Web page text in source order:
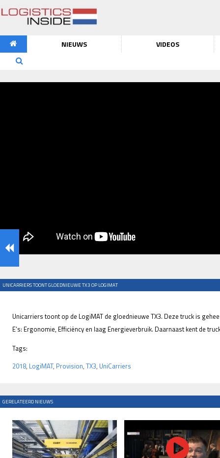
NIEUWS VIDEOS
UNICARRIERS TOONT GLOEDNIEUWE TX3 OP LOGIMAT
Unicarriers toont op de LogiMAT de gloednieuwe TX3. Deze truck is
E’s: Ergonomie, Efficiëncy en laag Energieverbruik. Daarnaast kent de
Tags:
2018, LogiMAT, Provision, TX3, UniCarriers
GERELATEERD NIEUWS